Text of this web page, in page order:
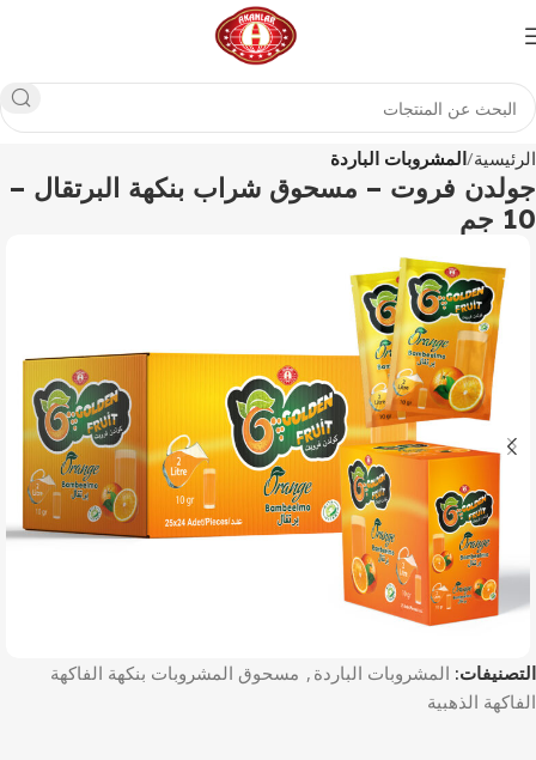
الرئيسية المشروبات الباردة
جولدن فروت – مسحوق شراب بنكهة البرتقال –
10 جم
التصنيفات: المشروبات الباردة , مسحوق المشروبات بنكهة الفاكهة
الفاكهة الذهبية